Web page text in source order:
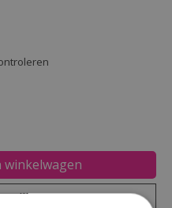
is
winkelwagen